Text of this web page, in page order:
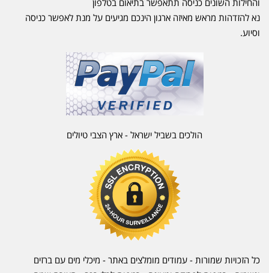
נא להזדהות מראש מאיזה ארגון הינכם מגיעים על מנת לאפשר כניסה
וסיוע.
הולכים בשביל ישראל - ארץ הצבי טיולים
כל הזכויות שמורות - עמודים מומלצים באתר - מיכלי מים עם ברזים